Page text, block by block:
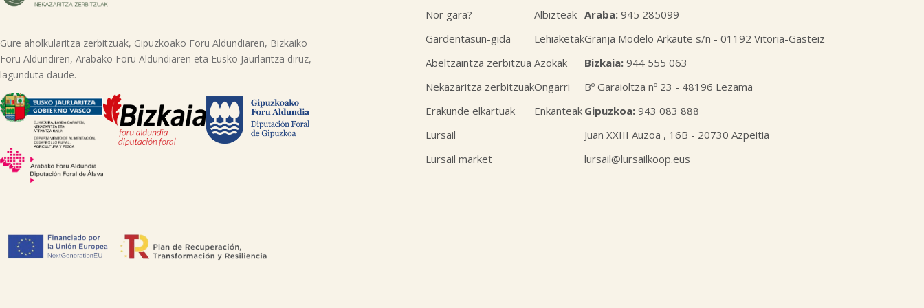
Gure aholkularitza zerbitzuak, Gipuzkoako Foru Aldundiaren, Bizkaiko
Foru Aldundiren, Arabako Foru Aldundiaren eta Eusko Jaurlaritza diruz,
lagunduta daude.
Nor gara?
Gardentasun-gida
Abeltzaintza zerbitzua
Nekazaritza zerbitzuak
Erakunde elkartuak
Lursail
Lursail market
Albizteak
Lehiaketak
Azokak
Ongarri
Enkanteak
Araba: 945 285099
Granja Modelo Arkaute s/n - 01192 Vitoria-Gasteiz
Bizkaia: 944 555 063
Bº Garaioltza nº 23 - 48196 Lezama
Gipuzkoa: 943 083 888
Juan XXIII Auzoa , 16B - 20730 Azpeitia
lursail@lursailkoop.eus